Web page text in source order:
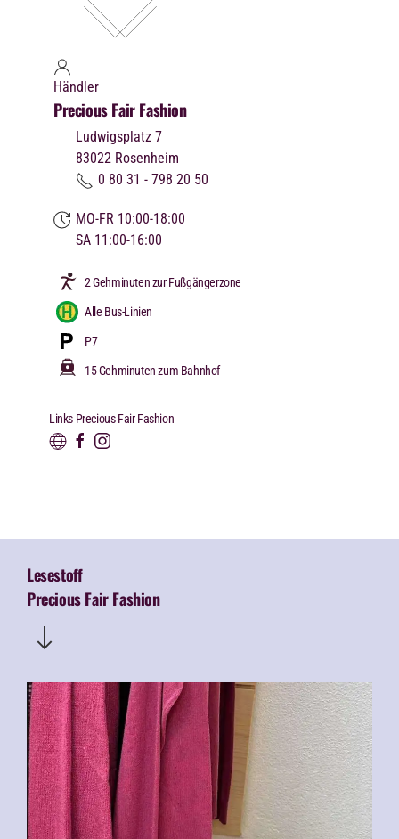
Händler
Precious Fair Fashion
Ludwigsplatz 7
83022 Rosenheim
0 80 31 - 798 20 50
MO-FR 10:00-18:00
SA 11:00-16:00
2 Gehminuten zur Fußgängerzone
Alle Bus-Linien
P7
15 Gehminuten zum Bahnhof
Links Precious Fair Fashion
Lesestoff
Precious Fair Fashion